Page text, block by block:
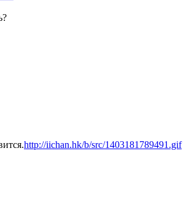
http://iichan.hk/b/src/1403181789491.gif